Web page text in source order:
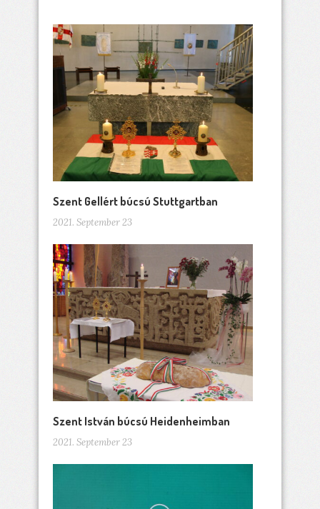
Szent Gellért búcsú Stuttgartban
2021. September 23
Szent István búcsú Heidenheimban
2021. September 23